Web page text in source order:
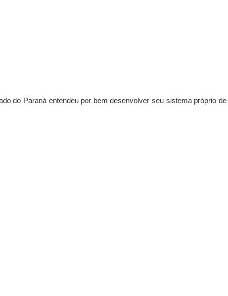
do Paraná entendeu por bem desenvolver seu sistema próprio